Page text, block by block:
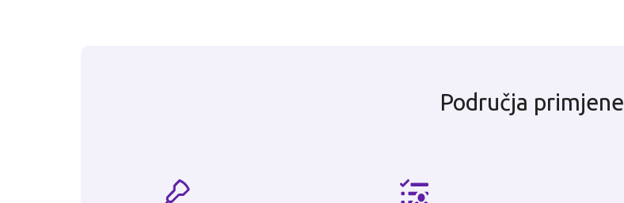
Područja primjene